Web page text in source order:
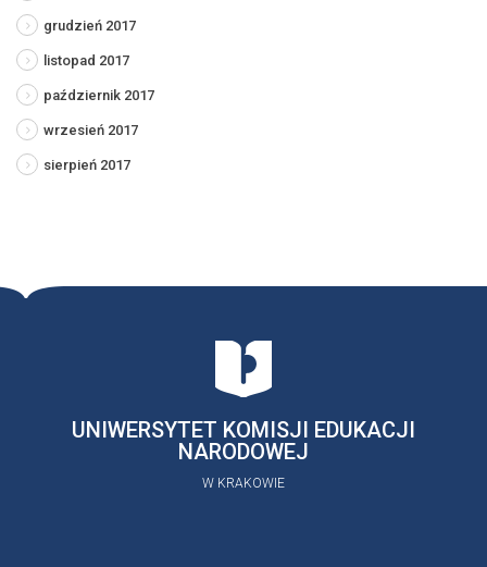
grudzień 2017
listopad 2017
październik 2017
wrzesień 2017
sierpień 2017
UNIWERSYTET KOMISJI EDUKACJI
NARODOWEJ
W KRAKOWIE